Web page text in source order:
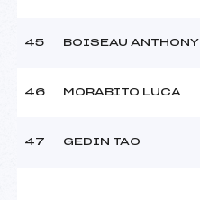
45 BOISEAU ANTHONY
46 MORABITO LUCA
47 GEDIN TAO